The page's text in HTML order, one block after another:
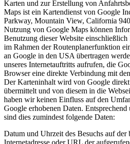
Karten und zur Erstellung von
Maps ist ein Kartendienst von Google
Parkway, Mountain View, California
Nutzung von Google Maps können
Benutzung dieser Website
im Rahmen der Routenplanerfunktion
an Google in den USA übertragen
unseres Internetauftritts aufrufen, die
Browser eine direkte Verbindung mit
Der Karteninhalt wird von Google
übermittelt und von diesem in die
haben wir keinen Einfluss auf den
Google erhobenen Daten. Entsprechend
sind dies zumindest folgende Daten:
Datum und Uhrzeit des Besuchs auf der
Internetadresse oder URL der